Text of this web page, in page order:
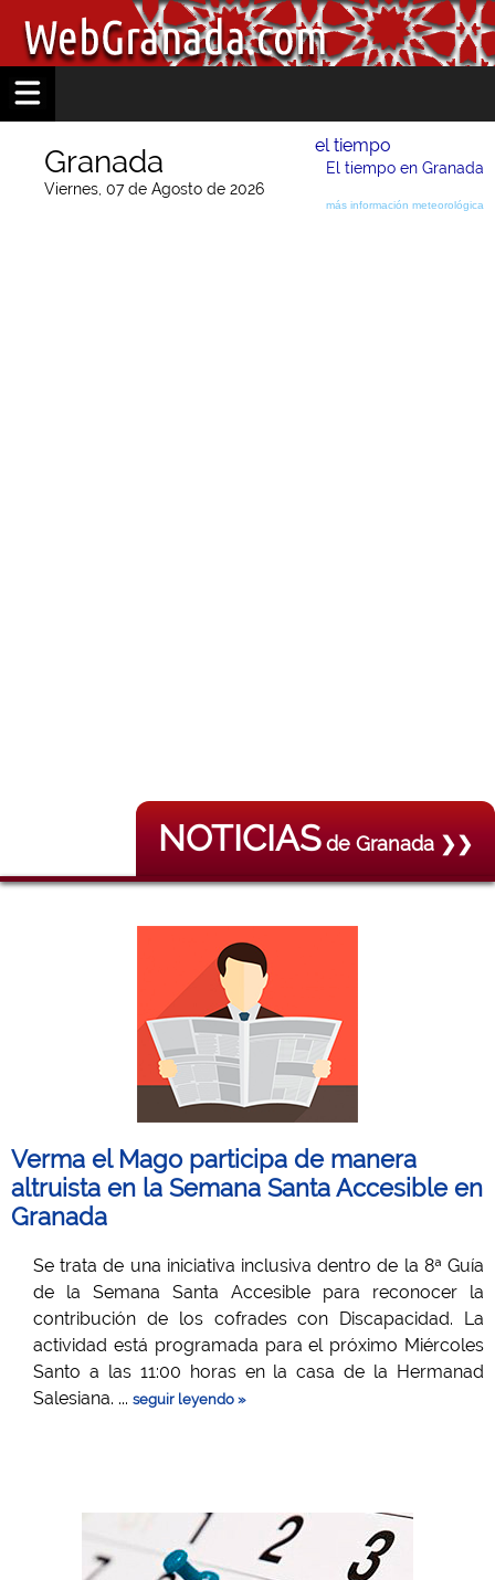
Granada
Viernes, 07 de Agosto de 2026
el tiempo
El tiempo en Granada
más información meteorológica
NOTICIASde Granada ❯❯
Verma el Mago participa de manera
altruista en la Semana Santa Accesible en
Granada
Se trata de una iniciativa inclusiva dentro de la 8ª Guía
de la Semana Santa Accesible para reconocer la
contribución de los cofrades con Discapacidad. La
actividad está programada para el próximo Miércoles
Santo a las 11:00 horas en la casa de la Hermanad
Salesiana. ... seguir leyendo »